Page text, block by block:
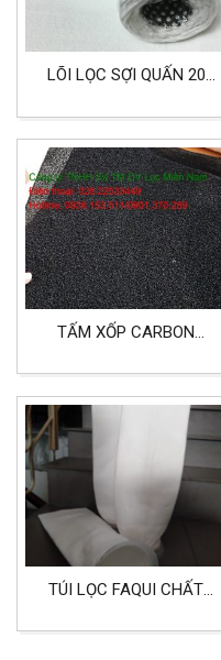
LÕI LỌC SỢI QUẤN 20
HÓA CHẤT
TẤM XỐP CARBON
KHÍ KHỬ MÙI
TÚI LỌC FAQUI CHẤT